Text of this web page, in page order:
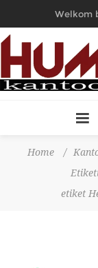
Welkom
Home /
etiket